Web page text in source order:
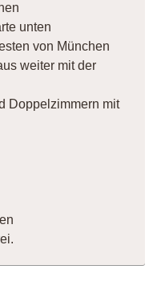
unten
von München
weiter mit der
Doppelzimmern mit